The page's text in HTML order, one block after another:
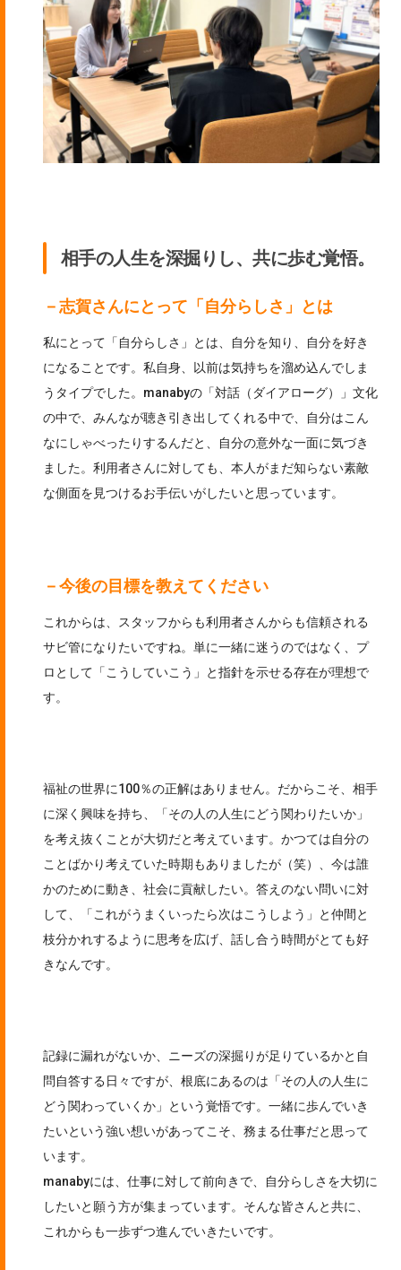
相手の人生を深掘りし、共に歩む覚悟。
－志賀さんにとって「自分らしさ」とは
私にとって「自分らしさ」とは、自分を知り、自分を好き
になることです。私自身、以前は気持ちを溜め込んでしま
うタイプでした。manabyの「対話（ダイアローグ）」文化
の中で、みんなが聴き引き出してくれる中で、自分はこん
なにしゃべったりするんだと、自分の意外な一面に気づき
ました。利用者さんに対しても、本人がまだ知らない素敵
な側面を見つけるお手伝いがしたいと思っています。
－今後の目標を教えてください
これからは、スタッフからも利用者さんからも信頼される
サビ管になりたいですね。単に一緒に迷うのではなく、プ
ロとして「こうしていこう」と指針を示せる存在が理想で
す。
福祉の世界に100％の正解はありません。だからこそ、相手
に深く興味を持ち、「その人の人生にどう関わりたいか」
を考え抜くことが大切だと考えています。かつては自分の
ことばかり考えていた時期もありましたが（笑）、今は誰
かのために動き、社会に貢献したい。答えのない問いに対
して、「これがうまくいったら次はこうしよう」と仲間と
枝分かれするように思考を広げ、話し合う時間がとても好
きなんです。
記録に漏れがないか、ニーズの深掘りが足りているかと自
問自答する日々ですが、根底にあるのは「その人の人生に
どう関わっていくか」という覚悟です。一緒に歩んでいき
たいという強い想いがあってこそ、務まる仕事だと思って
います。
manabyには、仕事に対して前向きで、自分らしさを大切に
したいと願う方が集まっています。そんな皆さんと共に、
これからも一歩ずつ進んでいきたいです。